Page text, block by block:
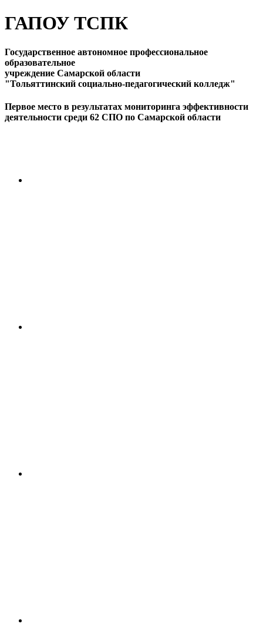
ГАПОУ ТСПК
Государственное автономное профессиональное
образовательное
учреждение Самарской области
"Тольяттинский социально-педагогический колледж"
Первое место в результатах мониторинга эффективности
деятельности среди 62 СПО по Самарской области